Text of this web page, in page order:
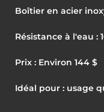
Boîtier en acier
Résistance à l'eau :
Prix : Environ 144 $
Idéal pour : usage